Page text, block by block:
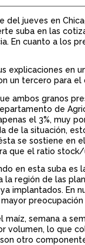
del jueves en
suba en las
En cuanto a los
explicaciones
un tercero para
ambos granos
de
el 3%, muy
de la situación,
se sostiene en
que el ratio
en esta suba es
región de las
implantados. En
semana a
lo que
otro